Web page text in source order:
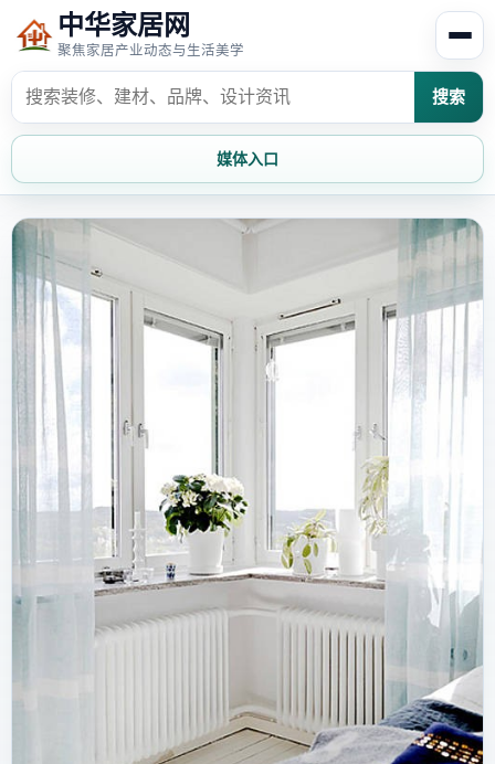
中华家居网
聚焦家居产业动态与生活美学
搜索
媒体入口
首页
家居风水
时尚饰家 装修设计
家装攻略